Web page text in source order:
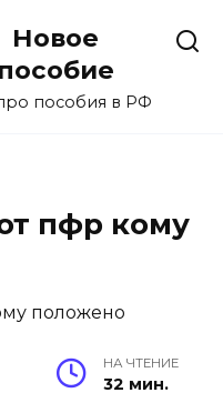
Новое
пособие
пособия в РФ
пфр кому
НА ЧТЕНИЕ
32 мин.